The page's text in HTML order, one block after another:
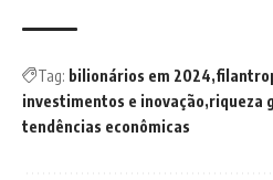
Tag: bilionários em 2024
investimentos e inovação riqueza
tendências econômicas